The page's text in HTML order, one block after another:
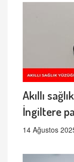
Akıllı
İngiltere
14 Ağustos